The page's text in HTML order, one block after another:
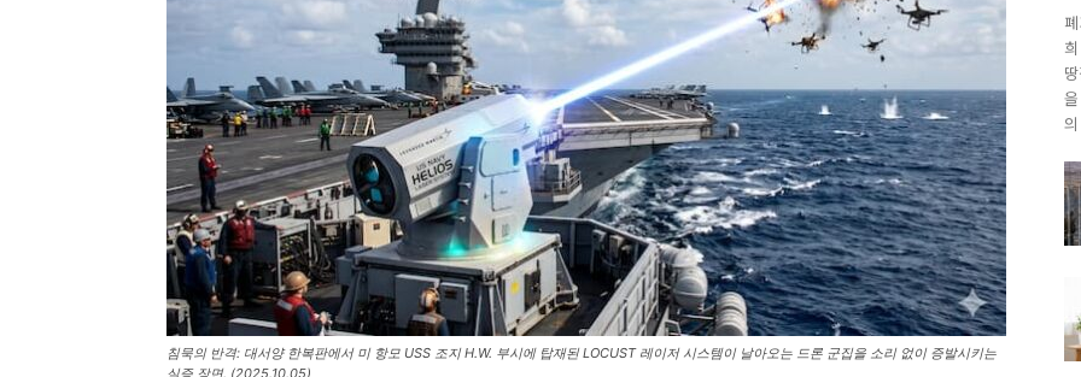
침묵의 반격: 대서양 한복판에서 미 항모 USS 조지 H.W. 부시에 탑재된 LOCUST 레이저 시스템이 날아오는 드론 군집을 소리 없이 증발시키는
실증 장면. (2025.10.05)